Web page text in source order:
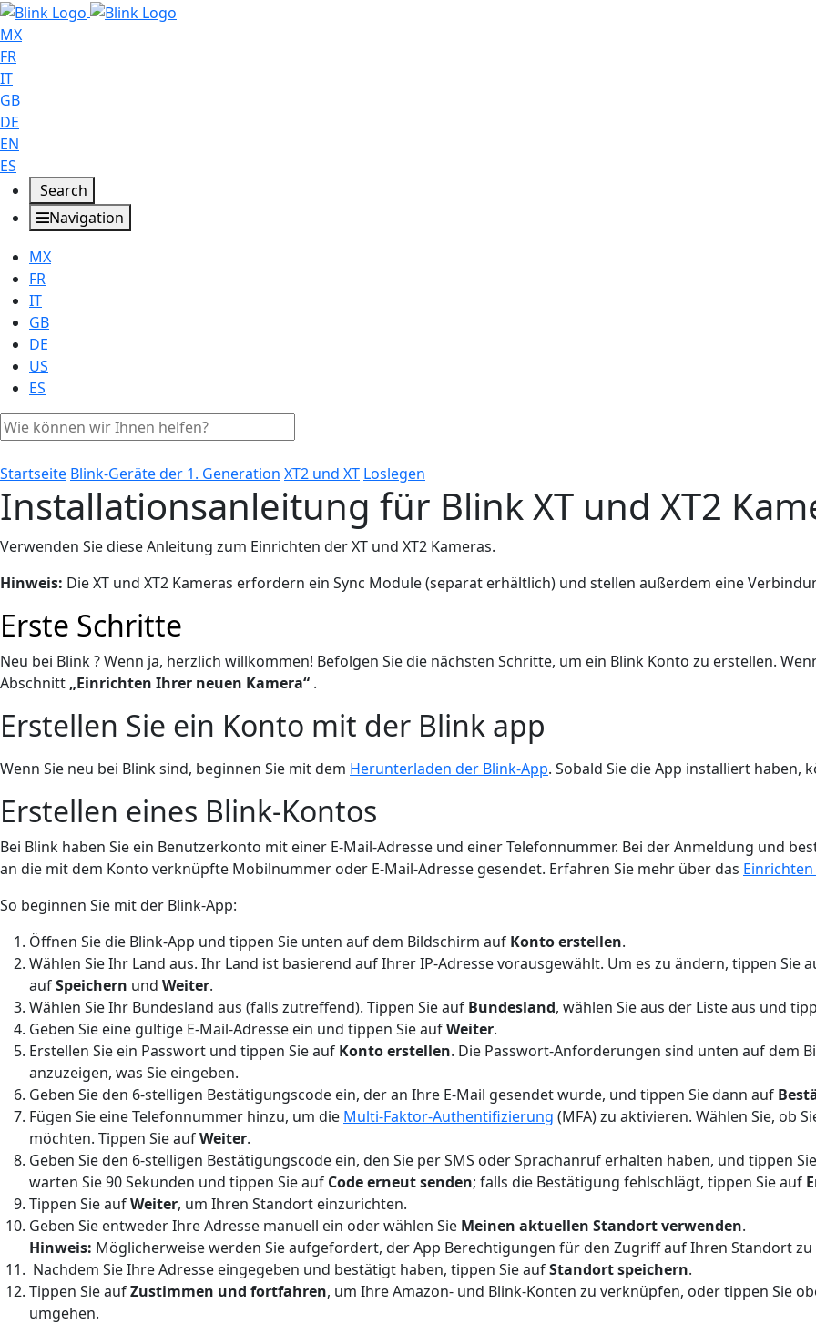
MX
FR
IT
GB
DE
EN
ES
Search
Navigation
MX
FR
IT
GB
DE
US
ES
Startseite Blink-Geräte der 1. Generation XT2 und XT Loslegen
Installationsanleitung für Blink XT und XT2
Verwenden Sie diese Anleitung zum Einrichten der XT und XT2 Kameras.
Hinweis: Die XT und XT2 Kameras erfordern ein Sync Module (separat erhältlich) und stellen außerdem eine
Erste Schritte
Neu bei Blink ? Wenn ja, herzlich willkommen! Befolgen Sie die nächsten Schritte, um ein Blink Konto zu erstellen.
Abschnitt „Einrichten Ihrer neuen Kamera“ .
Erstellen Sie ein Konto mit der Blink app
Wenn Sie neu bei Blink sind, beginnen Sie mit dem Herunterladen der Blink-App. Sobald Sie die App installiert
Erstellen eines Blink-Kontos
Bei Blink haben Sie ein Benutzerkonto mit einer E-Mail-Adresse und einer Telefonnummer. Bei der Anmeldung und
an die mit dem Konto verknüpfte Mobilnummer oder E-Mail-Adresse gesendet. Erfahren Sie mehr über das
So beginnen Sie mit der Blink-App:
Öffnen Sie die Blink-App und tippen Sie unten auf dem Bildschirm auf Konto erstellen.
Wählen Sie Ihr Land aus. Ihr Land ist basierend auf Ihrer IP-Adresse vorausgewählt. Um es zu ändern, tippen Sie
aufSpeichern und Weiter.
Wählen Sie Ihr Bundesland aus (falls zutreffend). Tippen Sie auf Bundesland, wählen Sie aus der Liste aus und
Geben Sie eine gültige E-Mail-Adresse ein und tippen Sie aufWeiter.
Erstellen Sie ein Passwort und tippen Sie auf Konto erstellen. Die Passwort-Anforderungen sind unten auf dem
anzuzeigen, was Sie eingeben.
Geben Sie den 6-stelligen Bestätigungscode ein, der an Ihre E-Mail gesendet wurde, und tippen Sie dann auf
Fügen Sie eine Telefonnummer hinzu, um die Multi-Faktor-Authentifizierung (MFA) zu aktivieren. Wählen Sie, ob
möchten. Tippen Sie aufWeiter.
Geben Sie den 6-stelligen Bestätigungscode ein, den Sie per SMS oder Sprachanruf erhalten haben, und tippen
warten Sie 90 Sekunden und tippen Sie auf Code erneut senden; falls die Bestätigung fehlschlägt, tippen Sie auf
Tippen Sie aufWeiter, um Ihren Standort einzurichten.
Geben Sie entweder Ihre Adresse manuell ein oder wählen Sie Meinen aktuellen Standort verwenden.
Hinweis: Möglicherweise werden Sie aufgefordert, der App Berechtigungen für den Zugriff auf Ihren Standort
Nachdem Sie Ihre Adresse eingegeben und bestätigt haben, tippen Sie aufStandort speichern.
Tippen Sie aufZustimmen und fortfahren, um Ihre Amazon- und Blink-Konten zu verknüpfen, oder tippen Sie
umgehen.